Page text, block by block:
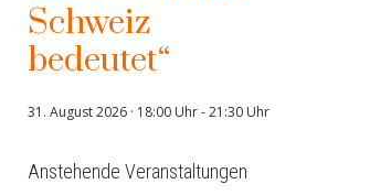
Schweiz
bedeutet“
31. August 2026 · 18:00 Uhr-21:30 Uhr
Anstehende Veranstaltungen